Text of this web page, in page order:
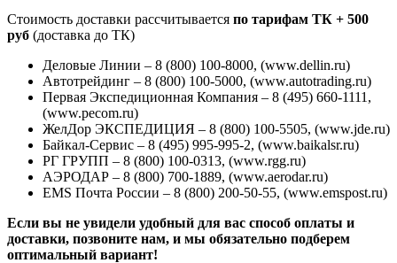
Стоимость доставки рассчитывается по тарифам ТК + 500
руб (доставка до ТК)
Деловые Линии – 8 (800) 100-8000, (www.dellin.ru)
Автотрейдинг – 8 (800) 100-5000, (www.autotrading.ru)
Первая Экспедиционная Компания – 8 (495) 660-1111,
(www.pecom.ru)
ЖелДор ЭКСПЕДИЦИЯ – 8 (800) 100-5505, (www.jde.ru)
Байкал-Сервис – 8 (495) 995-995-2, (www.baikalsr.ru)
РГ ГРУПП – 8 (800) 100-0313, (www.rgg.ru)
АЭРОДАР – 8 (800) 700-1889, (www.aerodar.ru)
EMS Почта России – 8 (800) 200-50-55, (www.emspost.ru)
Если вы не увидели удобный для вас способ оплаты и
доставки, позвоните нам, и мы обязательно подберем
оптимальный вариант!